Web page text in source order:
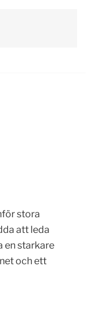
stora
att leda
en starkare
och ett